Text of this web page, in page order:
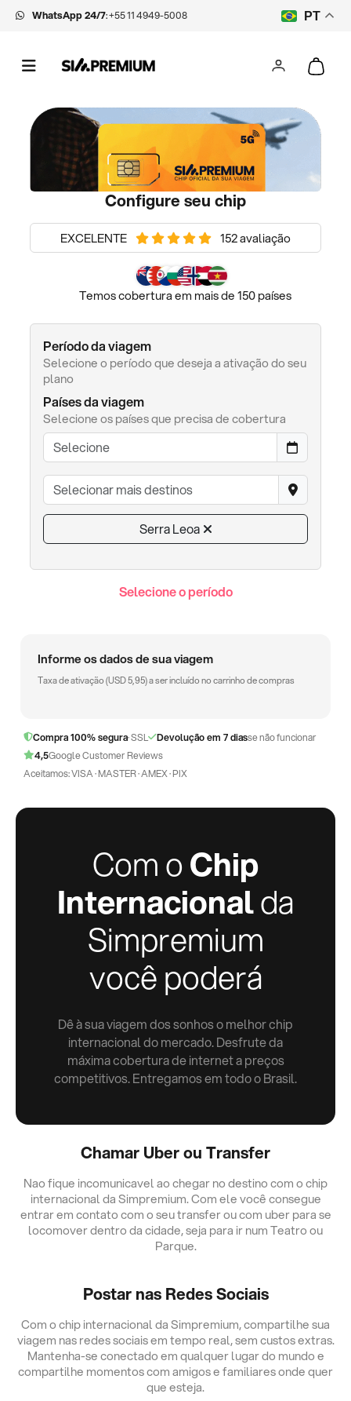
WhatsApp 24/7:+55 11 4949-5008 PT
Configure seu chip
EXCELENTE 152 avaliação
Temos cobertura em mais de 150 países
Período da viagem
Selecione o período que deseja a ativação do seu
plano
Países da viagem
Selecione os países que precisa de cobertura
Serra Leoa
Selecione o período
Informe os dados de sua viagem
Taxa de ativação (USD5,95) a ser incluído no carrinho de compras
Compra 100% segura· SSL Devolução em 7 diasse não funcionar
4,5Google Customer Reviews
Aceitamos: VISA · MASTER · AMEX · PIX
Com oChip
Internacionalda
Simpremium
você poderá
Dê à sua viagem dos sonhos o melhor chip
internacional do mercado. Desfrute da
máxima cobertura de internet a preços
competitivos. Entregamos em todo o Brasil.
Chamar Uber ou Transfer
Nao fique incomunicavel ao chegar no destino com o chip
internacional da Simpremium. Com ele você consegue
entrar em contato com o seu transfer ou com uber para se
locomover dentro da cidade, seja para ir num Teatro ou
Parque.
Postar nas Redes Sociais
Com o chip internacional da Simpremium, compartilhe sua
viagem nas redes sociais em tempo real, sem custos extras.
Mantenha-se conectado em qualquer lugar do mundo e
compartilhe momentos com amigos e familiares onde quer
que esteja.